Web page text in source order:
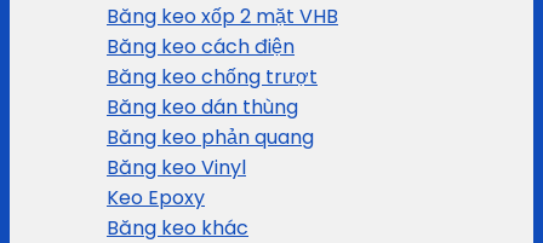
Băng keo xốp 2 mặt VHB
Băng keo cách điện
Băng keo chống trượt
Băng keo dán thùng
Băng keo phản quang
Băng keo Vinyl
Keo Epoxy
Băng keo khác